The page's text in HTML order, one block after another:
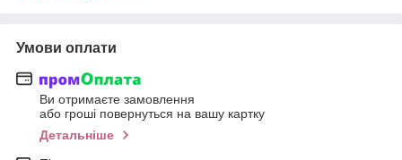
Умови оплати
Ви отримаєте замовлення
або гроші повернуться на вашу картку
Детальніше